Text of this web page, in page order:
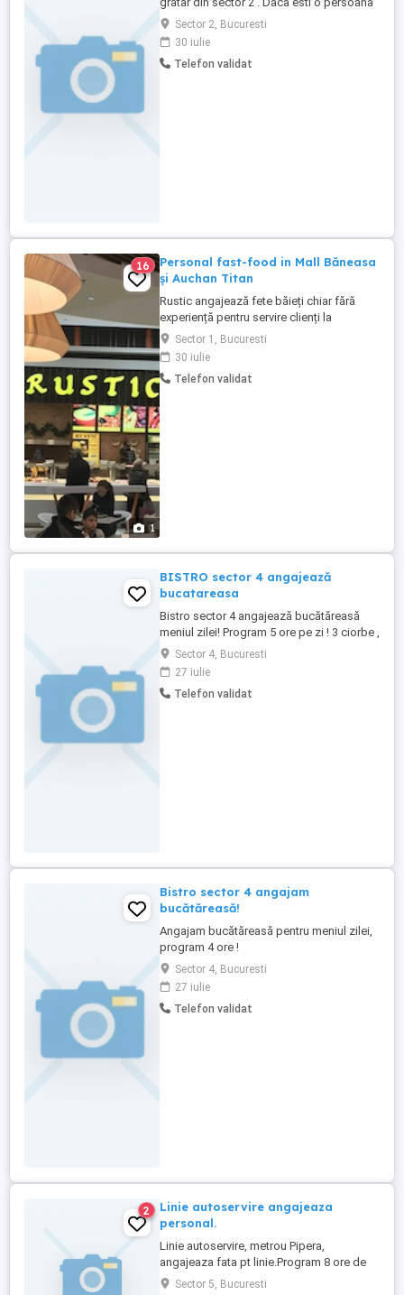
dinamica si serioasa te asteptam in
echipa noastra .
Sector 2, Bucuresti
30 iulie
Telefon validat
1
16
Personal fast-food in Mall Băneasa
și Auchan Titan
Rustic angajează fete băieți chiar fără
experiență pentru servire clienți la
vitrină..Salariul 3600 ron în mână și
mâncare,program o zi(8-22)cu una liberă.
Sunați pentru locația care vă convine!
Sector 1, Bucuresti
30 iulie
Telefon validat
BISTRO sector 4 angajează
bucatareasa
Bistro sector 4 angajează bucătăreasă
meniul zilei! Program 5 ore pe zi ! 3 ciorbe ,
3 felul 2
Sector 4, Bucuresti
27 iulie
Telefon validat
Bistro sector 4 angajam
bucătăreasă!
Angajam bucătăreasă pentru meniul zilei,
program 4 ore !
Sector 4, Bucuresti
27 iulie
Telefon validat
2
Linie autoservire angajeaza
personal.
Linie autoservire, metrou Pipera,
angajeaza fata pt linie.Program 8 ore de
luni pana vineri. Weekend liber. Mai multe
Sector 5, Bucuresti